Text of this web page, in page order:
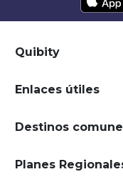
Quibity
Enlaces útiles
Destinos
Planes